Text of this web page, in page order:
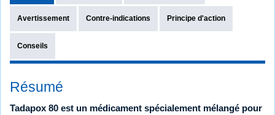
Avertissement Contre-indications Principe d'action
Conseils
Résumé
Tadapox 80 est un médicament spécialement mélangé pour